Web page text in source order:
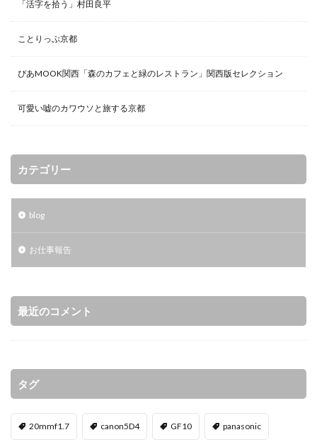
「活字を拾う」村田良平
ことりっぷ京都
ぴあMOOK関西「森のカフェと緑のレストラン」関西版セレクション
可愛い嘘のカワウソと旅する京都
カテゴリー
blog
お仕事報告
最近のコメント
タグ
20mmf1.7 canon5D4 GF10 panasonic